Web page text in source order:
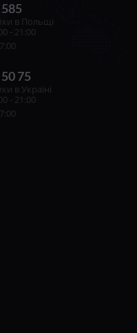
в Польщі
- 21:00
75
в Україні
- 21:00